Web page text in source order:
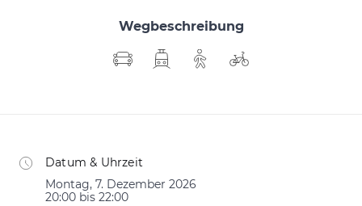
Wegbeschreibung
Datum & Uhrzeit
Montag, 7. Dezember 2026
20:00 bis 22:00